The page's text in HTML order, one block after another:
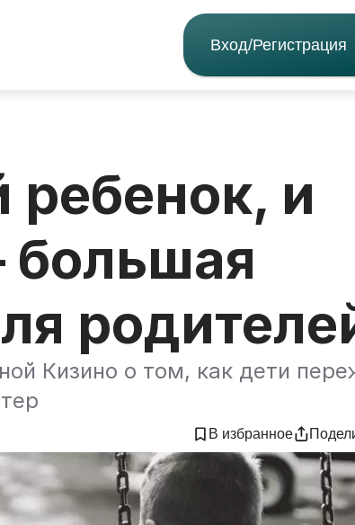
Вход/Регистрация
ребенок, и
большая
Кизино о том, как дети
В избранное